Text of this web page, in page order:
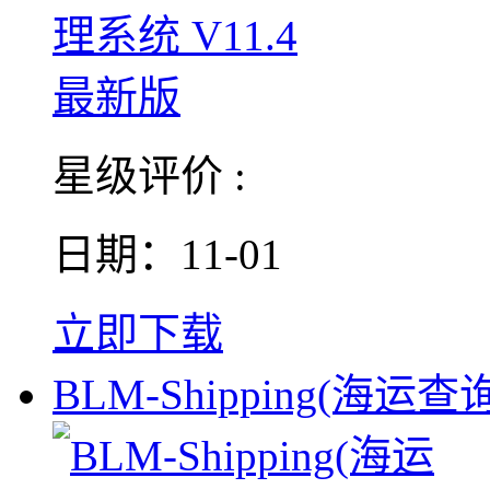
星级评价 :
日期：11-01
立即下载
BLM-Shipping(海运查